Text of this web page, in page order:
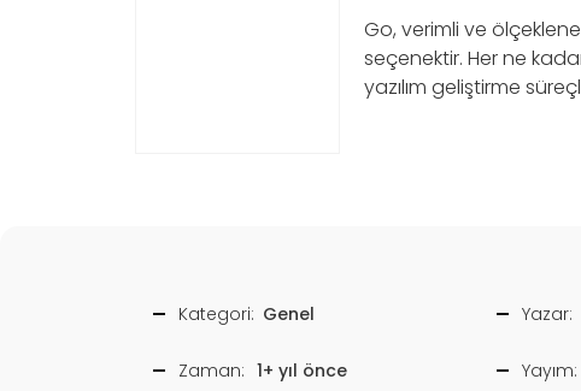
Go, verimli ve
seçenektir. Her ne
yazılım geliştirme
Kategori: Genel Yazar:
Zaman: 1+ yıl önce Yayım: